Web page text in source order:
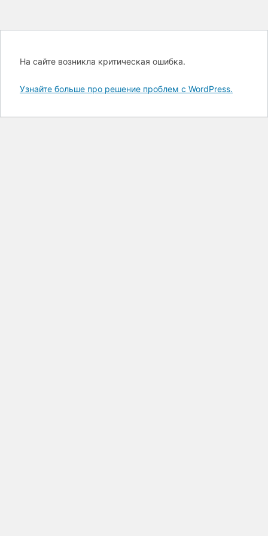
На сайте возникла критическая ошибка.
Узнайте больше про решение проблем с WordPress.